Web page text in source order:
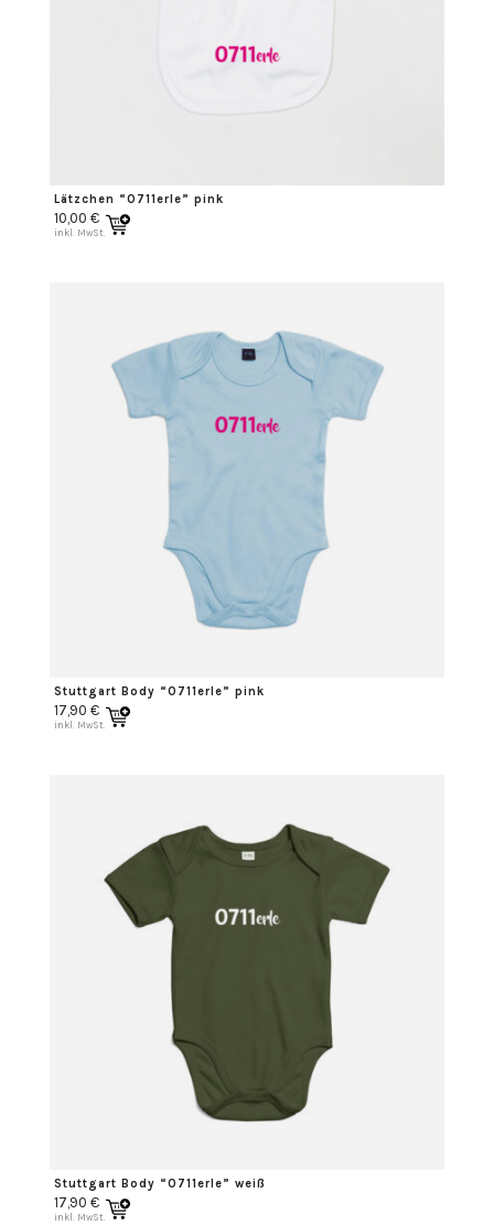
Lätzchen “0711erle” pink
10,00 €
inkl. MwSt.
Stuttgart Body “0711erle” pink
17,90 €
inkl. MwSt.
Stuttgart Body “0711erle” weiß
17,90 €
inkl. MwSt.